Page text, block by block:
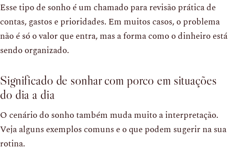
Esse tipo de sonho é um chamado para revisão prática de
contas, gastos e prioridades. Em muitos casos, o problema
não é só o valor que entra, mas a forma como o dinheiro está
sendo organizado.
Significado de sonhar com porco em situações
do dia a dia
O cenário do sonho também muda muito a interpretação.
Veja alguns exemplos comuns e o que podem sugerir na sua
rotina.